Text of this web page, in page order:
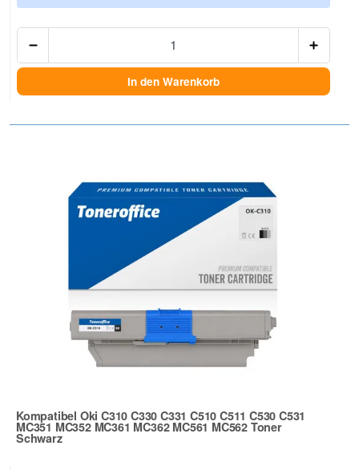
In den Warenkorb
Kompatibel Oki C310 C330 C331 C510 C511 C530 C531
MC351 MC352 MC361 MC362 MC561 MC562 Toner
Schwarz